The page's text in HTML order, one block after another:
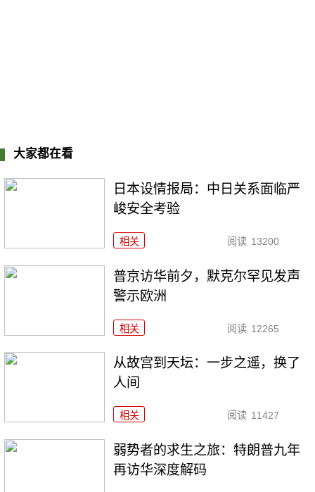
大家都在看
日本设情报局：中日关系面临严
峻安全考验
相关 阅读 13200
普京访华前夕，默克尔罕见发声
警示欧洲
相关 阅读 12265
从故宫到天坛：一步之遥，换了
人间
相关 阅读 11427
弱势者的求生之旅：特朗普九年
再访华深度解码